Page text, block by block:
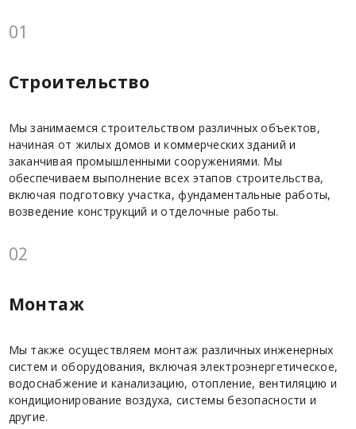
01
Строительство
Мы занимаемся строительством различных объектов,
начиная от жилых домов и коммерческих зданий и
заканчивая промышленными сооружениями. Мы
обеспечиваем выполнение всех этапов строительства,
включая подготовку участка, фундаментальные работы,
возведение конструкций и отделочные работы.
02
Монтаж
Мы также осуществляем монтаж различных инженерных
систем и оборудования, включая электроэнергетическое,
водоснабжение и канализацию, отопление, вентиляцию и
кондиционирование воздуха, системы безопасности и
другие.